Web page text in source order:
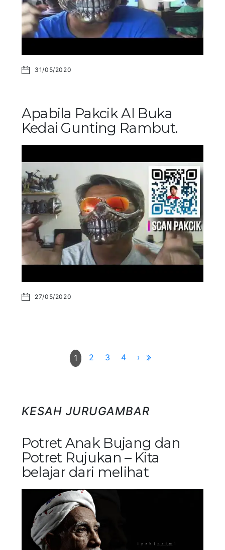
31/05/2020
Apabila Pakcik AI Buka
Kedai Gunting Rambut.
27/05/2020
1 2 3 4 ›
KESAH JURUGAMBAR
Potret Anak Bujang dan
Potret Rujukan – Kita
belajar dari melihat